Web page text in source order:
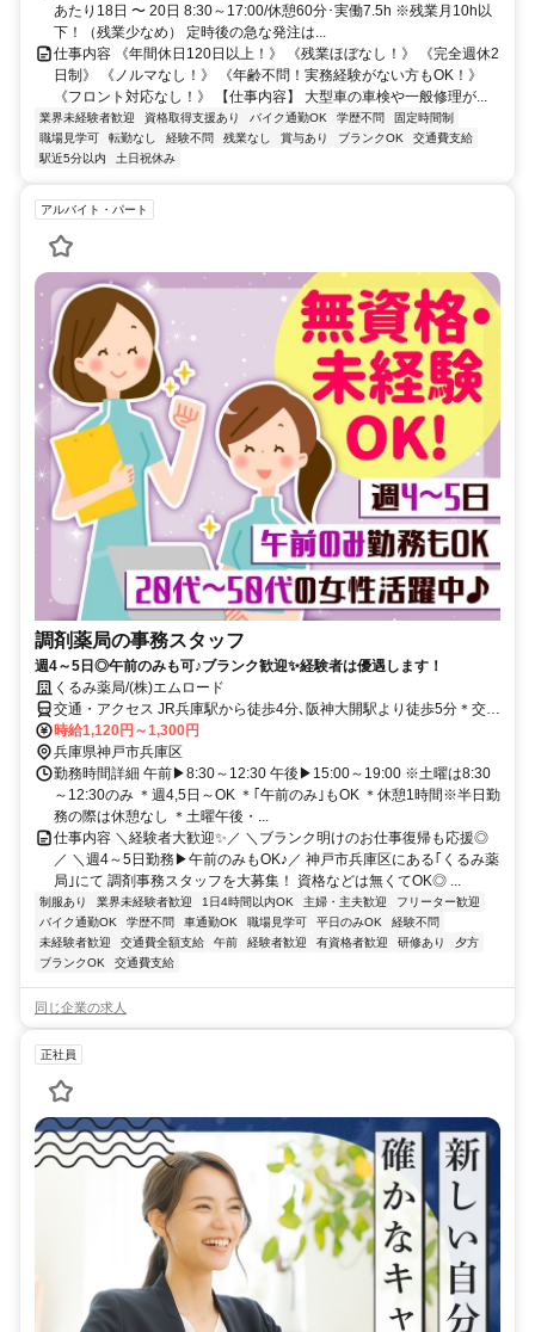
あたり18日 〜 20日 8:30～17:00/休憩60分･実働7.5h ※残業月10h以
下！（残業少なめ） 定時後の急な発注は...
仕事内容 《年間休日120日以上！》 《残業ほぼなし！》 《完全週休2
日制》 《ノルマなし！》 《年齢不問！実務経験がない方もOK！》
《フロント対応なし！》 【仕事内容】 大型車の車検や一般修理が...
業界未経験者歓迎 資格取得支援あり バイク通勤OK 学歴不問
固定時間制
職場見学可
転勤なし 経験不問 残業なし 賞与あり ブランクOK
交通費支給
駅近5分以内
土日祝休み
アルバイト・パート
調剤薬局の事務スタッフ
週4～5日◎午前のみも可♪ブランク歓迎✨経験者は優遇します！
くるみ薬局/(株)エムロード
交通・アクセス JR兵庫駅から徒歩4分､阪神大開駅より徒歩5分＊交通
費支給あり
時給1,120円～1,300円
兵庫県神戸市兵庫区
勤務時間詳細 午前▶8:30～12:30 午後▶15:00～19:00 ※土曜は8:30
～12:30のみ ＊週4,5日～OK ＊｢午前のみ｣もOK ＊休憩1時間※半日勤
務の際は休憩なし ＊土曜午後・...
仕事内容 ＼経験者大歓迎✨／ ＼ブランク明けのお仕事復帰も応援◎
／ ＼週4～5日勤務▶午前のみもOK♪／ 神戸市兵庫区にある｢くるみ薬
局｣にて 調剤事務スタッフを大募集！ 資格などは無くてOK◎ ...
制服あり 業界未経験者歓迎 1日4時間以内OK 主婦・主夫歓迎
フリーター歓迎
バイク通勤OK
学歴不問 車通勤OK 職場見学可 平日のみOK
経験不問
未経験者歓迎
交通費全額支給 午前 経験者歓迎 有資格者歓迎 研修あり
夕方
ブランクOK
交通費支給
同じ企業の求人
正社員